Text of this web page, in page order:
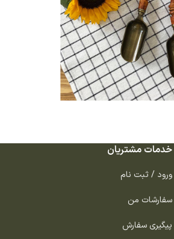
خدمات مشتریان
ورود / ثبت نام
سفارشات من
پیگیری سفارش